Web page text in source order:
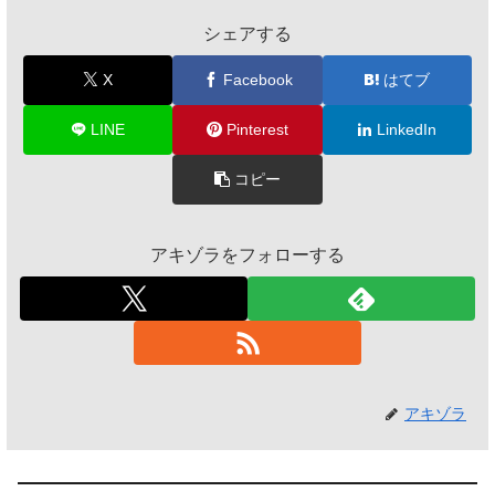
シェアする
X Facebook はてブ
LINE Pinterest LinkedIn
コピー
アキゾラをフォローする
アキゾラ